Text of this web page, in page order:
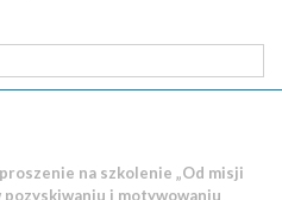
na szkolenie „Od misji
i motywowaniu